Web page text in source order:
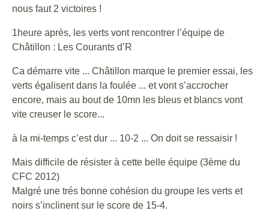
nous faut 2 victoires !
1heure après, les verts vont rencontrer l’équipe de
Châtillon : Les Courants d’R
Ca démarre vite ... Châtillon marque le premier essai, les
verts égalisent dans la foulée ... et vont s’accrocher
encore, mais au bout de 10mn les bleus et blancs vont
vite creuser le score...
à la mi-temps c’est dur ... 10-2 ... On doit se ressaisir !
Mais difficile de résister à cette belle équipe (3ème du
CFC 2012)
Malgré une trés bonne cohésion du groupe les verts et
noirs s’inclinent sur le score de 15-4.